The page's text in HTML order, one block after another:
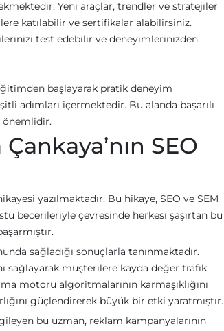
Yeni araçlar, trendler ve stratejiler
katılabilir ve sertifikalar alabilirsiniz.
test edebilir ve deneyimlerinizden
başlayarak pratik deneyim
adımları içermektedir. Bu alanda başarılı
önemlidir.
SEO
yazılmaktadır. Bu hikaye, SEO ve SEM
becerileriyle çevresinde herkesi şaşırtan bu
sağladığı sonuçlarla tanınmaktadır.
sağlayarak müşterilere kayda değer trafik
motoru algoritmalarının karmaşıklığını
güçlendirerek büyük bir etki yaratmıştır.
bu uzman, reklam kampanyalarının